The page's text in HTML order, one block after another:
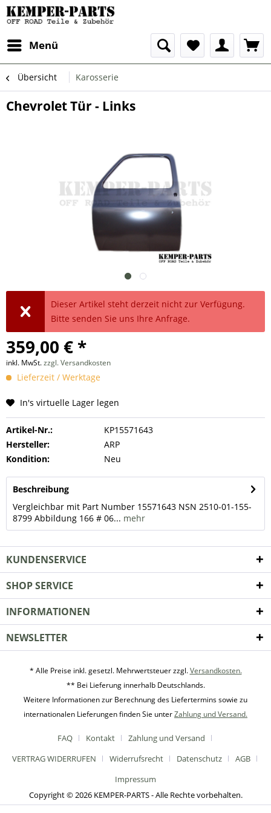
Menü
Übersicht Karosserie
Chevrolet Tür - Links
Dieser Artikel steht derzeit nicht zur Verfügung.
Bitte senden Sie uns Ihre Anfrage.
359,00 € *
inkl. MwSt.zzgl. Versandkosten
Lieferzeit / Werktage
In's virtuelle Lager legen
Artikel-Nr.:
KP15571643
Hersteller:
ARP
Kondition:
Neu
Beschreibung
Vergleichbar mit Part Number 15571643 NSN 2510-01-155-
8799 Abbildung 166 # 06... mehr
KUNDENSERVICE
SHOP SERVICE
INFORMATIONEN
NEWSLETTER
* Alle Preise inkl. gesetzl. Mehrwertsteuer zzgl.Versandkosten.
** Bei Lieferung innerhalb Deutschlands.
Weitere Informationen zur Berechnung des Liefertermins sowie zu
internationalen Lieferungen finden Sie unterZahlung und Versand.
FAQ Kontakt
Zahlung und Versand
VERTRAG WIDERRUFEN
Widerrufsrecht Datenschutz
AGB
Impressum
Copyright © 2026 KEMPER-PARTS - Alle Rechte vorbehalten.